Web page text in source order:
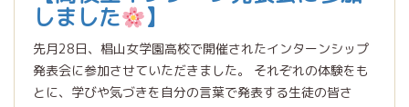
しました 】
先月28日、椙山女学園高校で開催されたインターンシップ
発表会に参加させていただきました。 それぞれの体験をも
とに、学びや気づきを自分の言葉で発表する生徒の皆さ